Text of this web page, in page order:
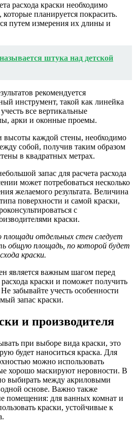
расхода краски необходимо
планируется покрасить.
путем измерения их длины и
штука над детской
рекомендуется
инструмент, такой как линейка
все вертикальные
арки и оконные проемы.
высоты каждой стены, необходимо
собой, получив таким образом
в квадратных метрах.
запас для расчета расхода
может потребоваться несколько
желаемого результата. Величина
поверхности и самой краски,
с
краски.
отдельных стен следует
общую площадь, по которой будет
краски.
является важным шагом перед
краски и поможет получить
забывайте учесть особенности
запас краски.
и производителя
при выборе вида краски, это
будет наноситься краска. Для
можно использовать
хорошо маскируют неровности. В
выбирать между акриловыми
основе. Важно также
помещения: для ванных комнат и
краски, устойчивые к